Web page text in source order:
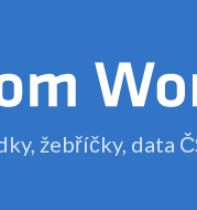
žebříčky, data